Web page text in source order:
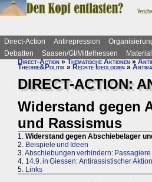
Direct-Action Antirepression
Debatten
Saasen/GI/Mittelhessen
Direct-Action»Thematische Aktionen»
Theorie&Politik » Rechte Ideologien »
DIRECT-ACTION:
Widerstand gegen
und Rassismus
1. Widerstand gegen Abschiebelager
2. Beispiele und Ideen
3.Abschiebungen verhindern: Passagiere
4. 14.9. in Giessen: Antirassistischer
5. Links